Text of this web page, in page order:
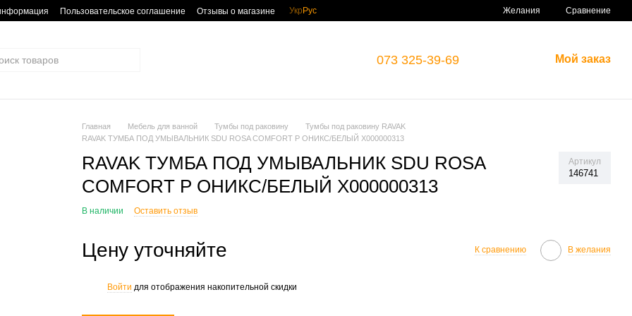
Пользовательское соглашение Отзывы о магазине Укр Рус Желания Сравнение
073 325-39-69 Мой заказ
Главная Мебель для ванной Тумбы под раковину
Тумбы под раковину RAVAK
RAVAK ТУМБА ПОД УМЫВАЛЬНИК SDU ROSA COMFORT P ОНИКС/БЕЛЫЙ X000000313
RAVAK ТУМБА ПОД УМЫВАЛЬНИК SDU ROSA
COMFORT P ОНИКС/БЕЛЫЙ X000000313
Артикул
146741
В наличии Оставить отзыв
Цену уточняйте К сравнению В желания
Войти для отображения накопительной скидки